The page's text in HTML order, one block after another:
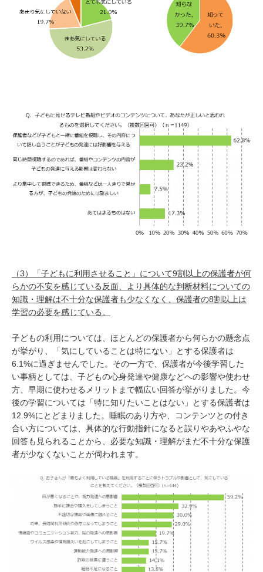
（3）「子どもに利用させること」について9割以上の保護者が何
らかの不安を感じている反面、より具体的な判断材料についての
知識・理解は不十分な保護者も少なくなく、保護者の8割以上は
学習の必要を感じている。
子どもの利用については、ほとんどの保護者から何らかの懸念点
が挙がり、「気にしていることは特にない」とする保護者は
6.1%に過ぎませんでした。その一方で、保護者が今後学習した
い事柄としては、子どもの心身発達や健康などへの影響や使わせ
方、早期に使わせるメリットまで幅広い回答が挙がりました。今
後の学習については「特に知りたいことはない」とする保護者は
12.9%にとどまりました。睡眠のあり方や、コンテンツとの付き
合い方については、具体的な行動指針になると誤りやあやふやな
回答も見られることから、必要な知識・理解がまだ不十分な保護
者が少なくないことが伺われます。